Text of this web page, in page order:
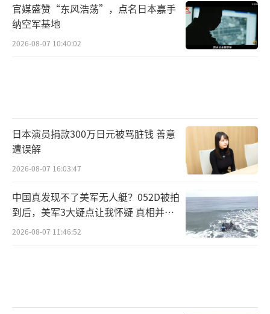
官媒盛赞“东风浩荡”，点名日本嘉手
纳空军基地
2026-08-07 10:40:02
日本演员捐款300万日元被骂脏钱 善意
遭误解
2026-08-07 16:03:47
中国真发现不了美军无人艇？052D被拍
到后，美军3大疑点让我怀疑 真相并非
如此
2026-08-07 11:46:52